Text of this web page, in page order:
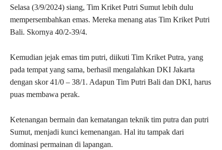
Selasa (3/9/2024) siang, Tim Kriket Putri Sumut lebih dulu
mempersembahkan emas. Mereka menang atas Tim Kriket Putri
Bali. Skornya 40/2-39/4.
Kemudian jejak emas tim putri, diikuti Tim Kriket Putra, yang
pada tempat yang sama, berhasil mengalahkan DKI Jakarta
dengan skor 41/0 – 38/1. Adapun Tim Putri Bali dan DKI, harus
puas membawa perak.
Ketenangan bermain dan kematangan teknik tim putra dan putri
Sumut, menjadi kunci kemenangan. Hal itu tampak dari
dominasi permainan di lapangan.